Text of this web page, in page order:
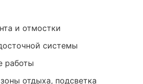
и отмостки
системы
работы
отдыха, подсветка